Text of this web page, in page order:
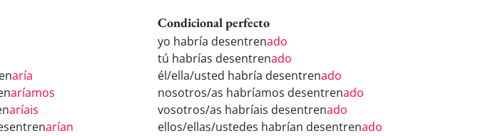
aría
aríamos
aríais
arían
Condicional perfecto
yo habría desentrenado
tú habrías desentrenado
él/ella/usted habría desentrenado
nosotros/as habríamos desentrenado
vosotros/as habríais desentrenado
ellos/ellas/ustedes habrían desentrenado